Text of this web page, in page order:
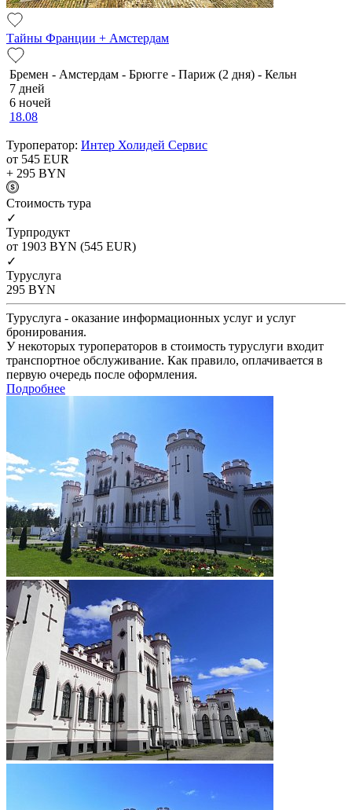
Тайны Франции + Амстердам
Бремен - Амстердам - Брюгге - Париж (2 дня) - Кельн
7 дней
6 ночей
18.08
Туроператор: Интер Холидей Сервис
от 545 EUR
+ 295 BYN
Cтоимость тура
✓
Турпродукт
от 1903 BYN (545 EUR)
✓
Туруслуга
295 BYN
Туруслуга - оказание информационных услуг и услуг
бронирования.
У некоторых туроператоров в стоимость туруслуги входит
транспортное обслуживание. Как правило, оплачивается в
первую очередь после оформления.
Подробнее